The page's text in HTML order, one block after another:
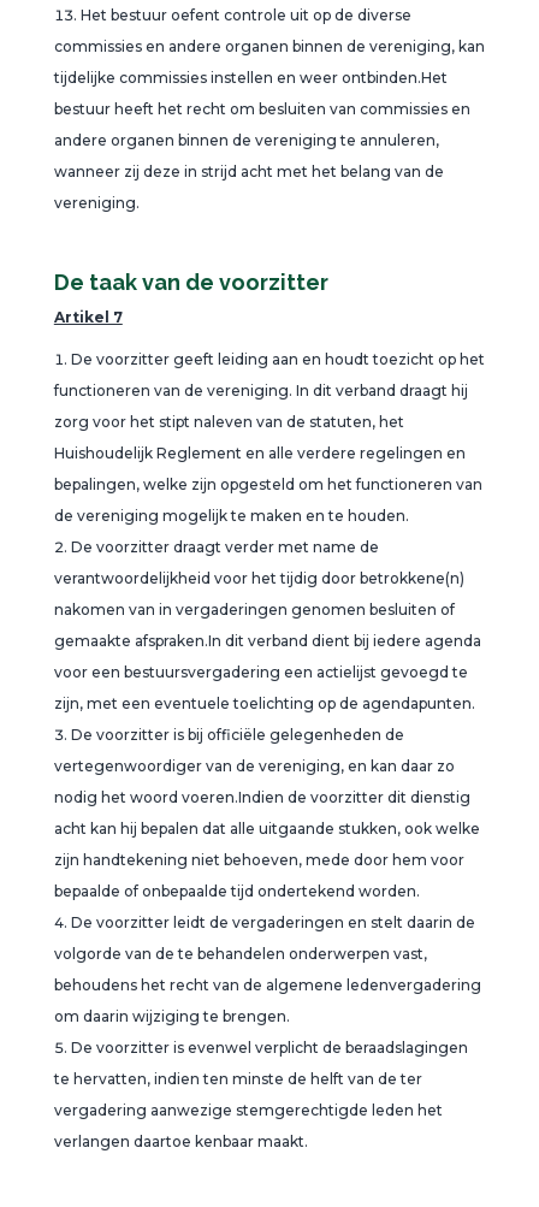
Het bestuur oefent controle uit op de diverse
commissies en andere organen binnen de vereniging, kan
tijdelijke commissies instellen en weer ontbinden.Het
bestuur heeft het recht om besluiten van commissies en
andere organen binnen de vereniging te annuleren,
wanneer zij deze in strijd acht met het belang van de
vereniging.
De taak van de voorzitter
Artikel 7
De voorzitter geeft leiding aan en houdt toezicht op het
functioneren van de vereniging. In dit verband draagt hij
zorg voor het stipt naleven van de statuten, het
Huishoudelijk Reglement en alle verdere regelingen en
bepalingen, welke zijn opgesteld om het functioneren van
de vereniging mogelijk te maken en te houden.
De voorzitter draagt verder met name de
verantwoordelijkheid voor het tijdig door betrokkene(n)
nakomen van in vergaderingen genomen besluiten of
gemaakte afspraken.In dit verband dient bij iedere agenda
voor een bestuursvergadering een actielijst gevoegd te
zijn, met een eventuele toelichting op de agendapunten.
De voorzitter is bij officiële gelegenheden de
vertegenwoordiger van de vereniging, en kan daar zo
nodig het woord voeren.Indien de voorzitter dit dienstig
acht kan hij bepalen dat alle uitgaande stukken, ook welke
zijn handtekening niet behoeven, mede door hem voor
bepaalde of onbepaalde tijd ondertekend worden.
De voorzitter leidt de vergaderingen en stelt daarin de
volgorde van de te behandelen onderwerpen vast,
behoudens het recht van de algemene ledenvergadering
om daarin wijziging te brengen.
De voorzitter is evenwel verplicht de beraadslagingen
te hervatten, indien ten minste de helft van de ter
vergadering aanwezige stemgerechtigde leden het
verlangen daartoe kenbaar maakt.